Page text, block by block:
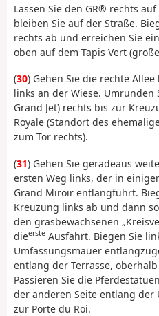
Lassen Sie den GR® rechts
bleiben Sie auf der Straße.
rechts ab und erreichen Sie
oben auf dem Tapis Vert
(30) Gehen Sie die rechte
links an der Wiese. Umrunden
Grand Jet) rechts bis zur
Royale (Standort des
zum Tor rechts).
(31) Gehen Sie geradeaus
ersten Weg links, der in
Grand Miroir entlangführt.
Kreuzung links ab und dann
den grasbewachsenen
dieerste Ausfahrt. Biegen Sie
Umfassungsmauer
entlang der Terrasse,
Passieren Sie die
der anderen Seite entlang
zur Porte du Roi.